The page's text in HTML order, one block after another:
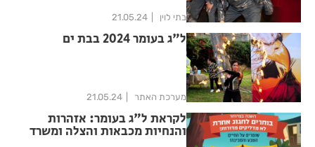
בתי לוין 21.05.24
ל"ג בעומר 2024 בבת ים
מערכת האתר 21.05.24
לקראת ל"ג בעומר: אזהרות
והנחיות מכבאות והצלה ומשרד